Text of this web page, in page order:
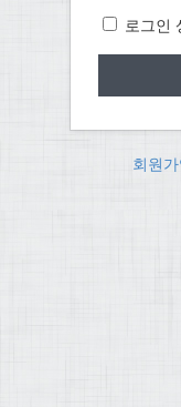
로그인
회원가